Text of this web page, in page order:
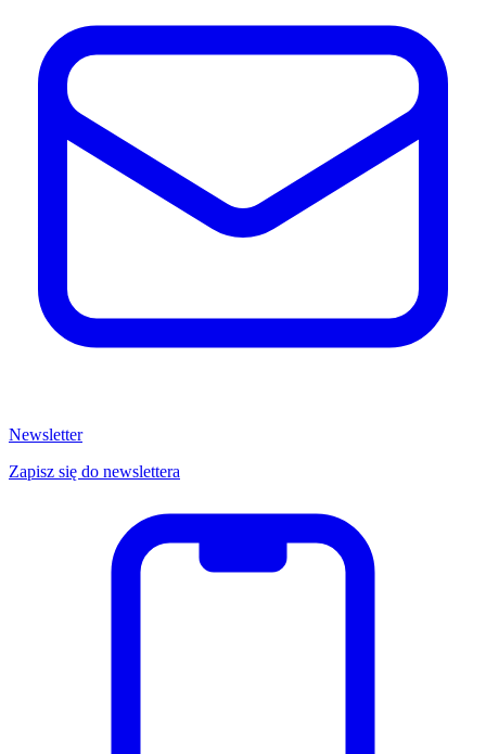
Newsletter
Zapisz się do newslettera